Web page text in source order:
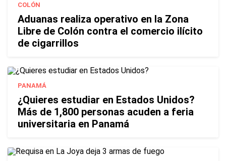
COLÓN
Aduanas realiza operativo en la Zona
Libre de Colón contra el comercio ilícito
de cigarrillos
PANAMÁ
¿Quieres estudiar en Estados Unidos?
Más de 1,800 personas acuden a feria
universitaria en Panamá